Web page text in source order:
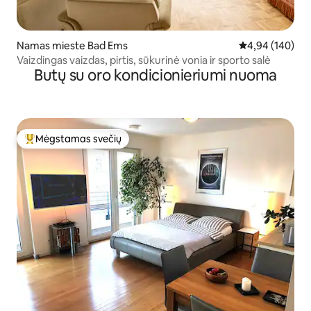
Namas mieste Bad Ems Vidutinis
4,94 (140)
Vaizdingas vaizdas, pirtis, sūkurinė vonia ir sporto salė
Butų su oro kondicionieriumi nuoma
Svečių mėgstamiausias
Mėgstamas svečių